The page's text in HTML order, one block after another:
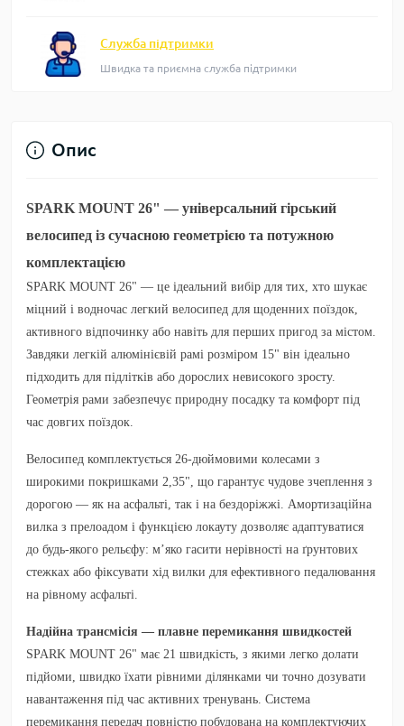
Служба підтримки
Швидка та приємна служба підтримки
Опис
SPARK MOUNT 26" — універсальний гірський
велосипед із сучасною геометрією та потужною
комплектацією
SPARK MOUNT 26" — це ідеальний вибір для тих, хто шукає
міцний і водночас легкий велосипед для щоденних поїздок,
активного відпочинку або навіть для перших пригод за містом.
Завдяки легкій алюмінієвій рамі розміром 15" він ідеально
підходить для підлітків або дорослих невисокого зросту.
Геометрія рами забезпечує природну посадку та комфорт під
час довгих поїздок.
Велосипед комплектується 26-дюймовими колесами з
широкими покришками 2,35", що гарантує чудове зчеплення з
дорогою — як на асфальті, так і на бездоріжжі. Амортизаційна
вилка з прелоадом і функцією локауту дозволяє адаптуватися
до будь-якого рельєфу: м’яко гасити нерівності на ґрунтових
стежках або фіксувати хід вилки для ефективного педалювання
на рівному асфальті.
Надійна трансмісія — плавне перемикання швидкостей
SPARK MOUNT 26" має 21 швидкість, з якими легко долати
підйоми, швидко їхати рівними ділянками чи точно дозувати
навантаження під час активних тренувань. Система
перемикання передач повністю побудована на комплектуючих